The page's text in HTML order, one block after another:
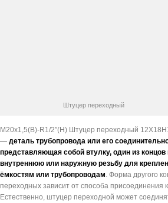
Штуцер переходный
М20х1,5(В)-R1/2″(Н) Штуцер переходный
— деталь трубопровода или его
представляющая собой втулку, один из концов
внутреннюю или наружную резьбу для
ёмкостям или трубопроводам . Форма другого
переходных зависит от способа присоединения
Естественно, штуцер переходной может